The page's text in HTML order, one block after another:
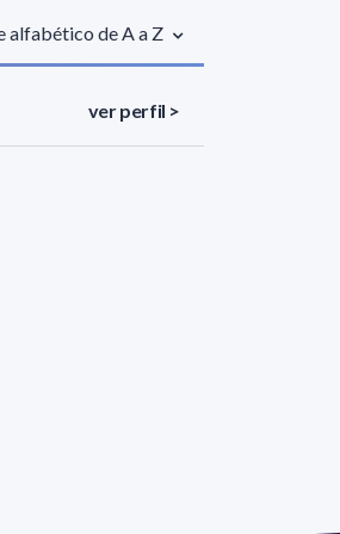
alfabético de A a Z
ver perfil >